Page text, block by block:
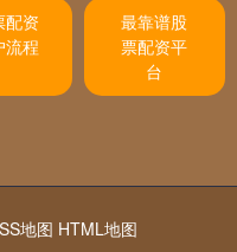
配资
流程
最靠谱股
票配资平
台
地图 HTML地图